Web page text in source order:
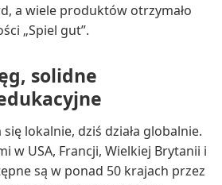
a wiele produktów otrzymało
„Spiel gut”.
solidne
się lokalnie, dziś działa globalnie.
w USA, Francji, Wielkiej Brytanii i
są w ponad 50 krajach przez